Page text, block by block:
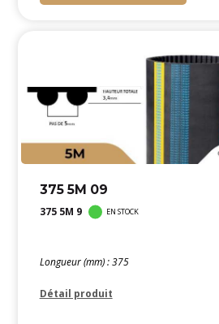
375 5M 09
375 5M 9 EN STOCK
Longueur (mm) : 375
Détail produit